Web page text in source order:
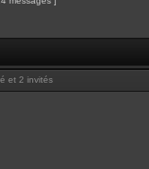
et 2 invités